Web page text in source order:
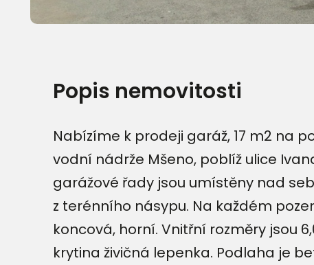
Popis nemovitosti
Nabízíme k prodeji garáž, 17 m2 na
vodní nádrže Mšeno, poblíž ulice
garážové řady jsou umístěny nad
z terénního násypu. Na každém
koncová, horní. Vnitřní rozměry jsou
krytina živičná lepenka. Podlaha je